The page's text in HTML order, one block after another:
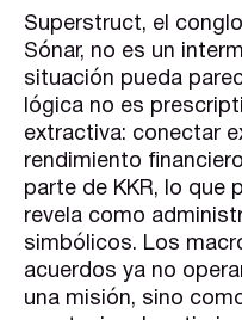
Superstruct, el
Sónar, no es un
situación pueda
lógica no es
extractiva: conectar
rendimiento
parte de KKR, lo que
revela como
simbólicos. Los
acuerdos ya no
una misión, sino